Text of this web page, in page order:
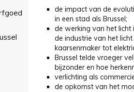
de impact van de
in een stad als Brussel;
de werking van het licht
de industrie van het
kaarsenmaker tot
Brussel telde vroeger
bijzonder en hoe
verlichting als
de opkomst van het